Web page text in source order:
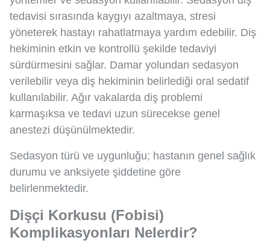
tedavisi sırasında kaygıyı azaltmaya, stresi
yöneterek hastayı rahatlatmaya yardım edebilir. Diş
hekiminin etkin ve kontrollü şekilde tedaviyi
sürdürmesini sağlar. Damar yolundan sedasyon
verilebilir veya diş hekiminin belirlediği oral sedatif
kullanılabilir. Ağır vakalarda diş problemi
karmaşıksa ve tedavi uzun sürecekse genel
anestezi düşünülmektedir.
Sedasyon türü ve uygunluğu; hastanın genel sağlık
durumu ve anksiyete şiddetine göre
belirlenmektedir.
Dişçi Korkusu (Fobisi)
Komplikasyonları Nelerdir?